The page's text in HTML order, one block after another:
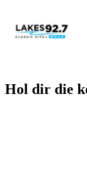
Hol dir die